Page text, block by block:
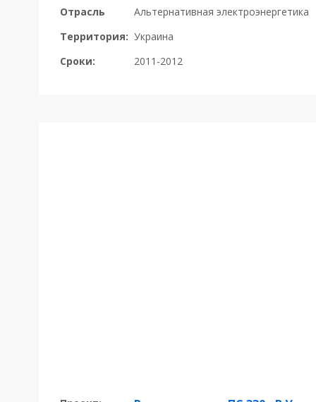
Отрасль
Альтернативная электроэнергетика
Территория: Украина
Сроки:
2011-2012